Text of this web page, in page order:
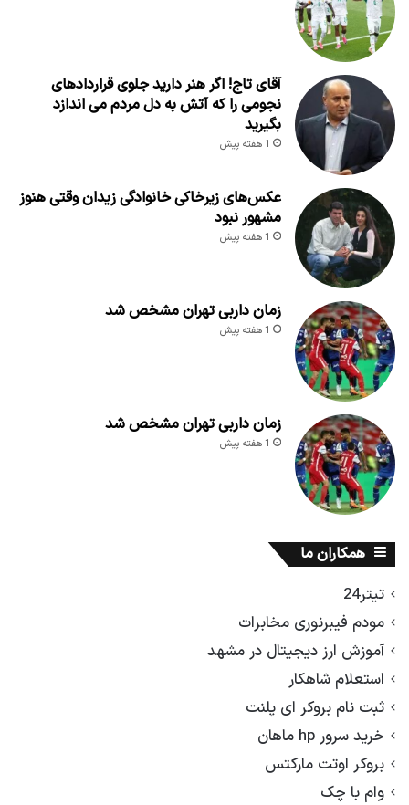
آقای تاج! اگر هنر دارید جلوی قراردادهای
نجومی را که آتش به دل مردم می اندازد
بگیرید
1 هفته پیش
عکس‌های زیرخاکی خانوادگی زیدان وقتی هنوز
مشهور نبود
1 هفته پیش
زمان داربی تهران مشخص شد
1 هفته پیش
زمان داربی تهران مشخص شد
1 هفته پیش
همکاران ما
تیتر24
مودم فیبرنوری مخابرات
آموزش ارز دیجیتال در مشهد
استعلام شاهکار
ثبت نام بروکر ای پلنت
خرید سرور hp ماهان
بروکر اوتت مارکتس
وام با چک